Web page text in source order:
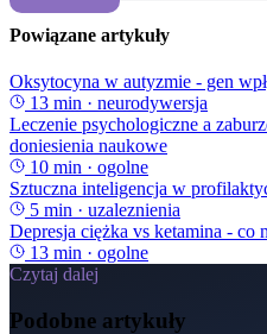
Powiązane artykuły
Oksytocyna w autyzmie - gen
13 min · neurodywersja
Leczenie psychologiczne a
doniesienia naukowe
10 min · ogolne
Sztuczna inteligencja w
5 min · uzaleznienia
Depresja ciężka vs ketamina - co
13 min · ogolne
Czytaj dalej
Podobne artykuły